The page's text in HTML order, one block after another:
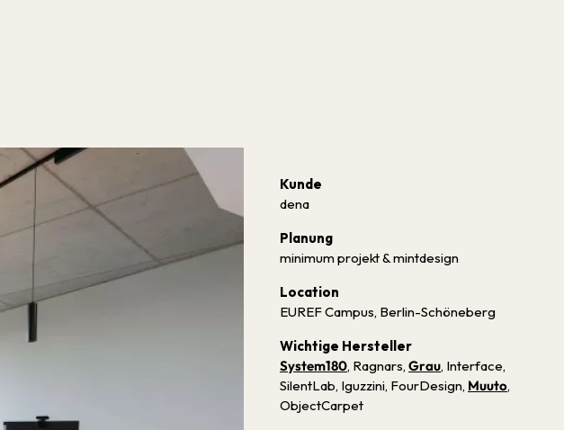
Kunde
dena
Planung
minimum projekt & mintdesign
Location
EUREF Campus, Berlin-Schöneberg
Wichtige Hersteller
System180, Ragnars, Grau, Interface,
SilentLab, Iguzzini, FourDesign, Muuto,
ObjectCarpet